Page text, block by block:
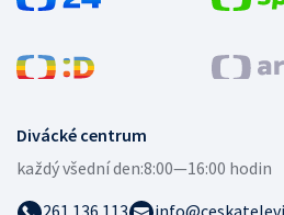
Divácké centrum
každý všední den:8:00—16:00 hodin